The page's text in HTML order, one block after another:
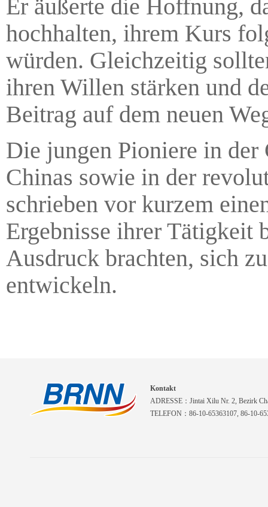
Er äußerte die Hoffnung,
hochhalten, ihrem Kurs
würden. Gleichzeitig
ihren Willen stärken und
Beitrag auf dem neuen
Die jungen Pioniere in der
Chinas sowie in der
schrieben vor kurzem
Ergebnisse ihrer Tätigkeit
Ausdruck brachten, sich
entwickeln.
Kontakt
ADRESSE：Jintai Xilu Nr. 2, Bezirk
TELEFON：86-10-65363107, 86-10-